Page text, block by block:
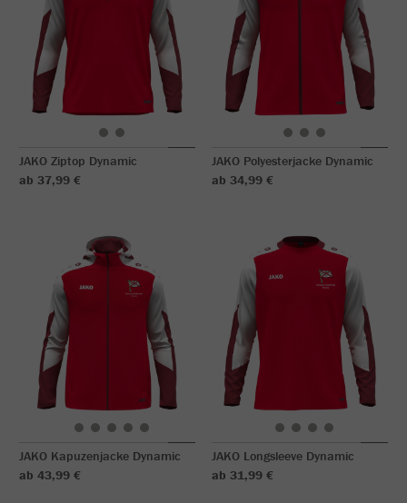
JAKO Ziptop Dynamic
ab 37,99 €
JAKO Polyesterjacke Dynamic
ab 34,99 €
JAKO Kapuzenjacke Dynamic
ab 43,99 €
JAKO Longsleeve Dynamic
ab 31,99 €